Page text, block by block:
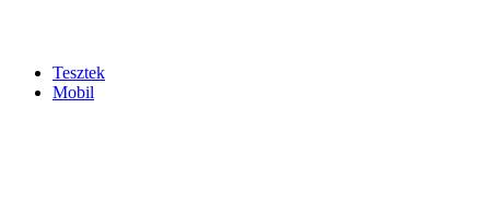
Tesztek
Mobil